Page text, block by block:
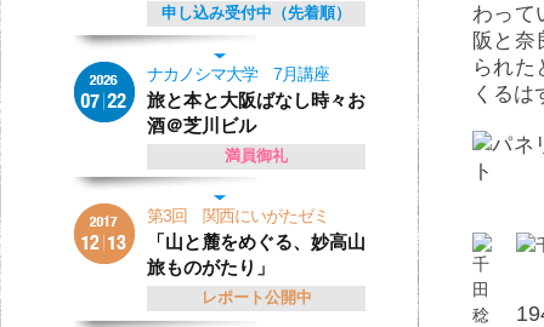
わって
阪と奈
られた
くるは
申し込み受付中（先着順）
ナカノシマ大学 7月講座
旅と本と大阪ばなし時々お
酒＠芝川ビル
満員御礼
第3回 関西にいがたゼミ
「山と麓をめぐる、妙高山
旅ものがたり」
レポート公開中